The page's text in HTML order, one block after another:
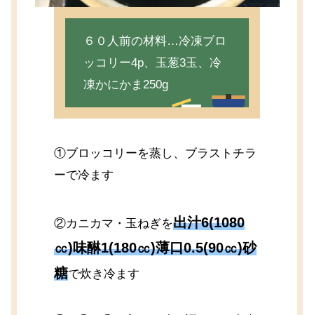
６０人前の材料…冷凍ブロ
ッコリー4p、玉葱3玉、冷
凍かにかま250g
①ブロッコリーを蒸し、ブラストチラ
ーで冷ます
②カニカマ・玉ねぎを出汁6(1080
㏄)味醂1(180㏄)薄口0.5(90㏄)砂
糖で炊き冷ます